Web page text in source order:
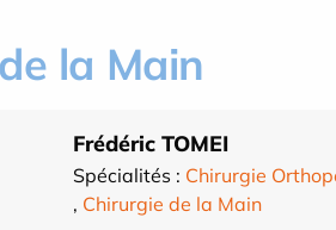
la Main
Frédéric TOMEI
Spécialités : Chirurgie
, Chirurgie de la Main